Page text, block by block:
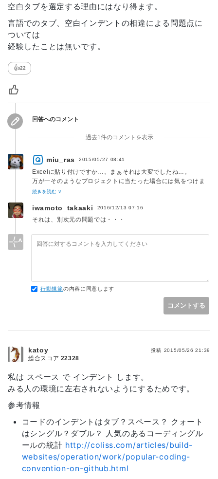
空白タブを選定する理由にはなり得ます。
言語でのタブ、空白インデントの相違による問題点に
ついては
経験したことは無いです。
👍22
回答へのコメント
過去1件のコメントを表示
miu_ras 2015/05/27 08:41
Excelに貼り付けですか…。まぁそれは大変でしたね…。
万が一そのようなプロジェクトに当たった場合には気をつけま
す…。
>実装者によって混在していなければどちらでも問題ないと思
>言語でのタブ、空白インデントの相違による問題点について
は
ありがとうございました。
続きを読む ∨
iwamoto_takaaki 2016/12/13 07:16
それは、別次元の問題では・・・
行動規範の内容に同意します
コメントする
私は スペース で インデント します。
みる人の環境に左右されないようにするためです。
参考情報
コードのインデントはタブ？スペース？ クォート
はシングル？ダブル？ 人気のあるコーディングル
ールの統計 http://coliss.com/articles/build-
websites/operation/work/popular-coding-
convention-on-github.html
投稿 2015/05/26 21:39
katoy
総合スコア 22328